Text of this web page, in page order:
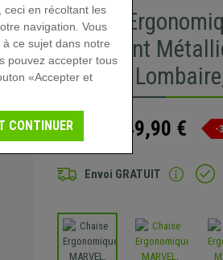
Chaise
Piètement
Support
929,90 € 649,90 € -
Envoi GRATUIT
ceci en récoltant les
navigation. Vous
ce sujet dans notre
pouvez accepter tous
«Accepter et
CONTINUER